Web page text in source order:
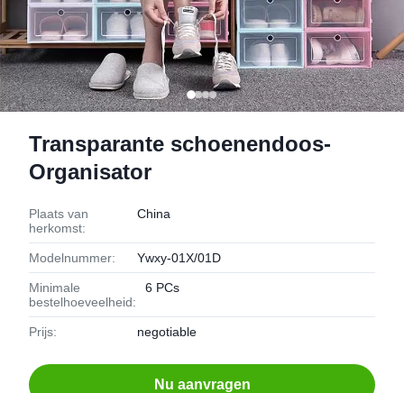
Transparante schoenendoos-
Organisator
Plaats van
herkomst:
China
Modelnummer: Ywxy-01X/01D
Minimale
bestelhoeveelheid:
6 PCs
Prijs: negotiable
Nu aanvragen